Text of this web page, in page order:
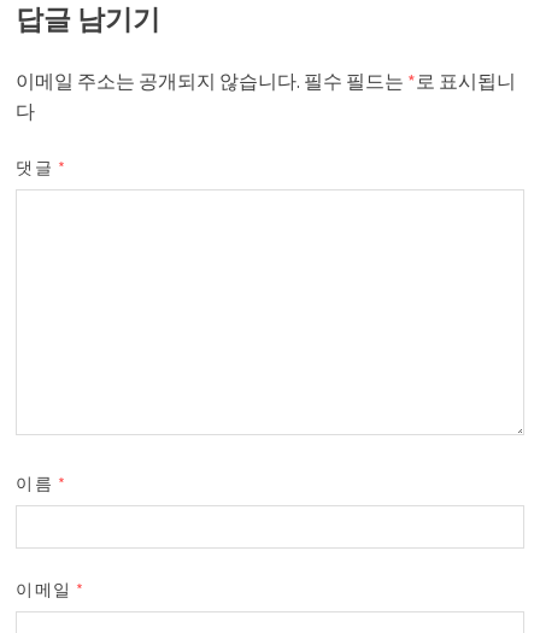
답글 남기기
이메일 주소는 공개되지 않습니다. 필수 필드는 *로 표시됩니
다
댓글 *
이름 *
이메일 *